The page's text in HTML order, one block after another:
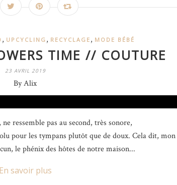
, UPCYCLING , RECYCLAGE , MODE BÉBÉ
TIME // COUTURE
23 AVRIL 2019
By Alix
ressemble pas au second, très sonore,
pour les tympans plutôt que de doux. Cela dit, mon
le phénix des hôtes de notre maison...
En savoir plus